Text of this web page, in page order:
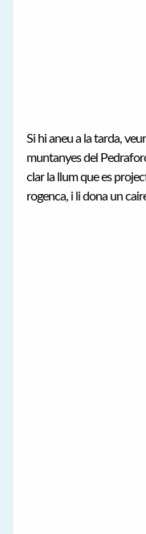
Si hi aneu a la tarda,
muntanyes del
clar la llum que es
rogenca, i li dona un